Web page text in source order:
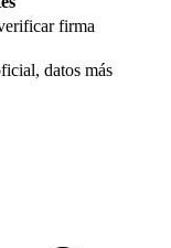
firma
datos más